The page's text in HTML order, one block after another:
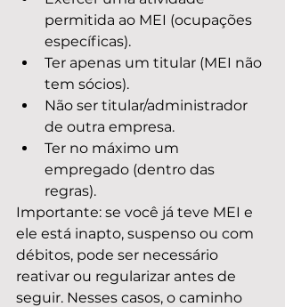
permitida ao MEI (ocupações
específicas).
Ter apenas um titular (MEI não
tem sócios).
Não ser titular/administrador
de outra empresa.
Ter no máximo um
empregado (dentro das
regras).
Importante: se você já teve MEI e
ele está inapto, suspenso ou com
débitos, pode ser necessário
reativar ou regularizar antes de
seguir. Nesses casos, o caminho